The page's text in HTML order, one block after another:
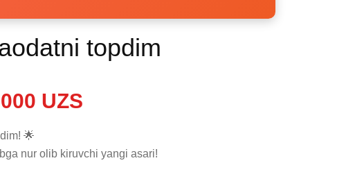
topdim
UZS
🌟
nur olib kiruvchi yangi asari!